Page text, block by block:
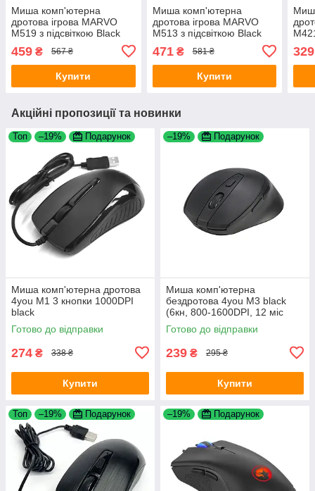
Миша комп'ютерна
дротова ігрова MARVO
M519 з підсвіткою Black
459 ₴ 567 ₴
Купити
Миша комп'ютерна
дротова ігрова MARVO
M513 з підсвіткою Black
471₴ 581 ₴
Купити
329
Акційні пропозиції та новинки
Топ –19% Подарунок
Миша комп'ютерна дротова
4you M1 3 кнопки 1000DPI
black
Готово до відправки
274 ₴ 338 ₴
Купити
–19% Подарунок
Миша комп'ютерна
бездротова 4you M3 black
(6кн, 800-1600DPI, 12 міс
гарантія)
Готово до відправки
239 ₴ 295 ₴
Купити
Топ –19% Подарунок –19% Подарунок